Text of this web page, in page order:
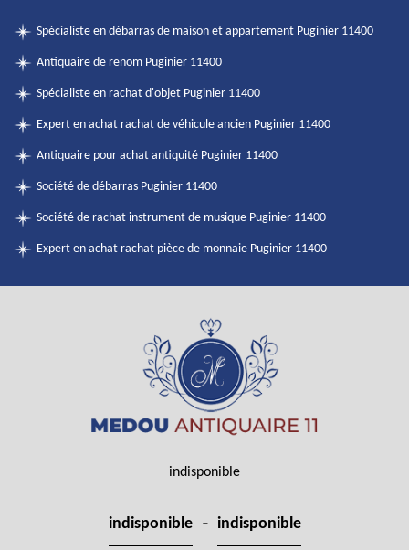
Spécialiste en débarras de maison et appartement Puginier 11400
Antiquaire de renom Puginier 11400
Spécialiste en rachat d'objet Puginier 11400
Expert en achat rachat de véhicule ancien Puginier 11400
Antiquaire pour achat antiquité Puginier 11400
Société de débarras Puginier 11400
Société de rachat instrument de musique Puginier 11400
Expert en achat rachat pièce de monnaie Puginier 11400
indisponible
indisponible - indisponible